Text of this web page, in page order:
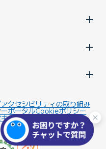
クセシビリティの取り組み
ポータルCookieポリシー
ュリティ基本方針